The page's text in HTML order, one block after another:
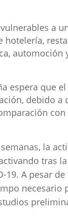
a
hotelería,
automoción
espera que
debido a
la
tras
19. A pesar
necesario